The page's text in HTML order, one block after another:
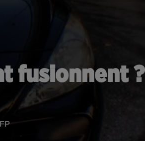
fusionnent ?